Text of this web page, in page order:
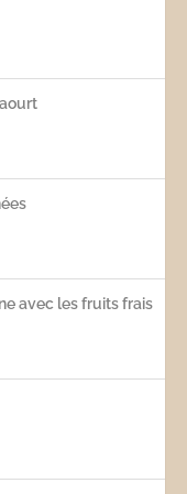
avec les fruits frais